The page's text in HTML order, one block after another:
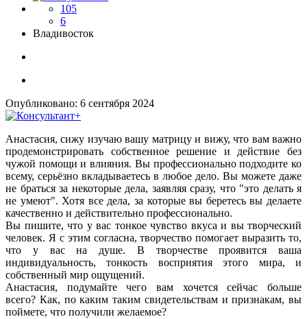
105
6
Владивосток
Опубликовано: 6 сентября 2024
Анастасия, сижу изучаю вашу матрицу и вижу, что вам важно
продемонстрировать собственное решение и действие без
чужой помощи и влияния. Вы профессионально подходите ко
всему, серьёзно вкладываетесь в любое дело. Вы можете даже
не браться за некоторые дела, заявляя сразу, что "это делать я
не умеют". Хотя все дела, за которые вы беретесь вы делаете
качественно и действительно профессионально.
Вы пишите, что у вас тонкое чувство вкуса и вы творческий
человек. Я с этим согласна, творчество помогает выразить то,
что у вас на душе. В творчестве проявится ваша
индивидуальность, тонкость восприятия этого мира, и
собственный мир ощущений.
Анастасия, подумайте чего вам хочется сейчас больше
всего? Как, по каким таким свидетельствам и признакам, вы
поймете, что получили желаемое?